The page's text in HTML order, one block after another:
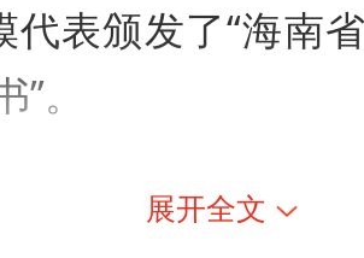
代表颁发了“海南
。
展开全文